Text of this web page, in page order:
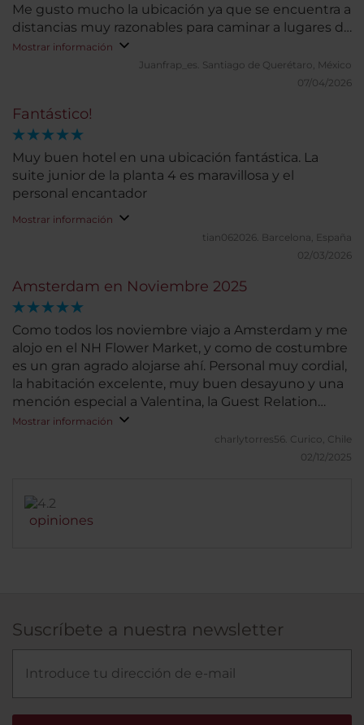
Me gusto mucho la ubicación ya que se encuentra a
distancias muy razonables para caminar a lugares de
interés de la ciudad (museos y atracciones
Mostrar información
Juanfrap_es. Santiago de Querétaro, México
07/04/2026
Fantástico!
Muy buen hotel en una ubicación fantástica. La
suite junior de la planta 4 es maravillosa y el
personal encantador
Mostrar información
tian062026. Barcelona, España
02/03/2026
Amsterdam en Noviembre 2025
Como todos los noviembre viajo a Amsterdam y me
alojo en el NH Flower Market, y como de costumbre
es un gran agrado alojarse ahí. Personal muy cordial,
la habitación excelente, muy buen desayuno y una
mención especial a Valentina, la Guest Relation
Manager, ¡lo mejor¡
Mostrar información
charlytorres56. Curico, Chile
02/12/2025
opiniones
Suscríbete a nuestra newsletter